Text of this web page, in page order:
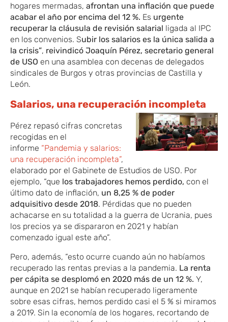
hogares mermadas, afrontan una inflación que puede
acabar el año por encima del 12 %. Es urgente
recuperar la cláusula de revisión salarial ligada al IPC
en los convenios. Subir los salarios es la única salida a
la crisis”, reivindicó Joaquín Pérez, secretario general
de USO en una asamblea con decenas de delegados
sindicales de Burgos y otras provincias de Castilla y
León.
Salarios, una recuperación incompleta
Pérez repasó cifras concretas
recogidas en el
informe “Pandemia y salarios:
una recuperación incompleta”,
elaborado por el Gabinete de Estudios de USO. Por
ejemplo, “que los trabajadores hemos perdido, con el
último dato de inflación, un 8,25 % de poder
adquisitivo desde 2018. Pérdidas que no pueden
achacarse en su totalidad a la guerra de Ucrania, pues
los precios ya se dispararon en 2021 y habían
comenzado igual este año”.
Pero, además, “esto ocurre cuando aún no habíamos
recuperado las rentas previas a la pandemia. La renta
per cápita se desplomó en 2020 más de un 12 %. Y,
aunque en 2021 se habían recuperado ligeramente
sobre esas cifras, hemos perdido casi el 5 % si miramos
a 2019. Sin la economía de los hogares, recortando de